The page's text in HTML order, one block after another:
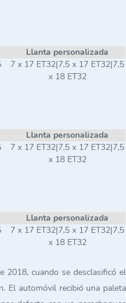
Llanta personalizada
7 x 17 ET32|7,5 x 17 ET32|7,5
x 18 ET32
Llanta personalizada
7 x 17 ET32|7,5 x 17 ET32|7,5
x 18 ET32
Llanta personalizada
7 x 17 ET32|7,5 x 17 ET32|7,5
x 18 ET32
2018, cuando se desclasificó el
El automóvil recibió una paleta